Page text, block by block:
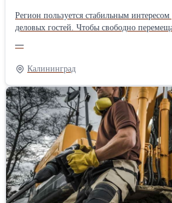
Регион пользуется стабильным
деловых гостей. Чтобы свободно
калининград от Suligarent Зачем брать
Современная машина на прокат
решить вопрос передвижения. Такой
туристических поездок, рабочих
и туристических маршрутов. Главные
мобильность; • сокращение временных
автомобилей; • различные тарифы; •
учитывать при выборе посуточной аренды
путешественники ищут вариант, где
посуточно сочетается с надежностью.
Техническое состояние автомобилей. 2.
Четкие правила сотрудничества. 4.
Возможность онлайн-бронирования.
—
Калининград